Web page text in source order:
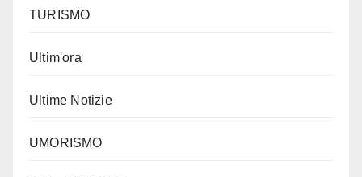
TURISMO
Ultim'ora
Ultime Notizie
UMORISMO